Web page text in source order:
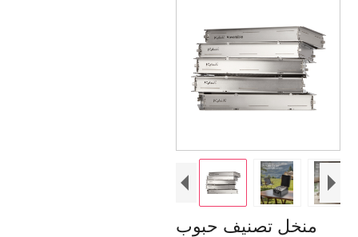
منخل تصنيف حبوب